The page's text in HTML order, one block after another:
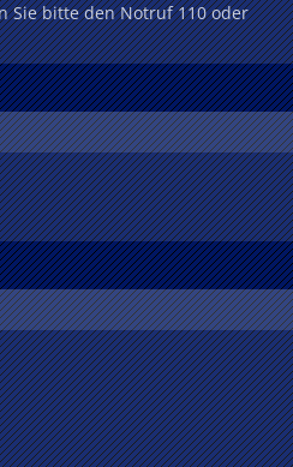
Sie bitte den Notruf 110 oder